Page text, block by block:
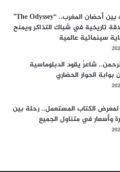
بعد تصويره بين أحضان المغرب.. “The Odyssey”
تاريخية في شباك التذاكر ويمنح
سينمائية عالمية
شاعرٌ يقود الدبلوماسية
بوابة الحوار الحضاري
الدورة الـ14 لمعرض الكتاب المستعمل.. رحلة بين
وأسعار في متناول الجميع